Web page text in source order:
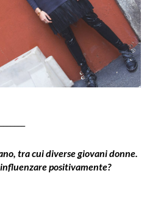
tra cui diverse giovani donne.
positivamente?